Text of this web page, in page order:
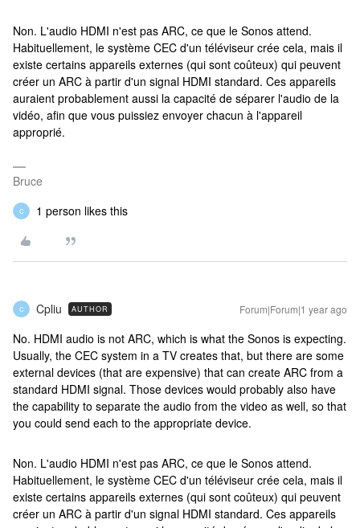
Non. L'audio HDMI n'est pas ARC, ce que le Sonos attend.
Habituellement, le système CEC d'un téléviseur crée cela, mais il
existe certains appareils externes (qui sont coûteux) qui peuvent
créer un ARC à partir d'un signal HDMI standard. Ces appareils
auraient probablement aussi la capacité de séparer l'audio de la
vidéo, afin que vous puissiez envoyer chacun à l'appareil
approprié.
Bruce
C 1 person likes this
C Cpliu AUTHOR Forum|Forum|1 year ago
No. HDMI audio is not ARC, which is what the Sonos is expecting.
Usually, the CEC system in a TV creates that, but there are some
external devices (that are expensive) that can create ARC from a
standard HDMI signal. Those devices would probably also have
the capability to separate the audio from the video as well, so that
you could send each to the appropriate device.
Non. L'audio HDMI n'est pas ARC, ce que le Sonos attend.
Habituellement, le système CEC d'un téléviseur crée cela, mais il
existe certains appareils externes (qui sont coûteux) qui peuvent
créer un ARC à partir d'un signal HDMI standard. Ces appareils